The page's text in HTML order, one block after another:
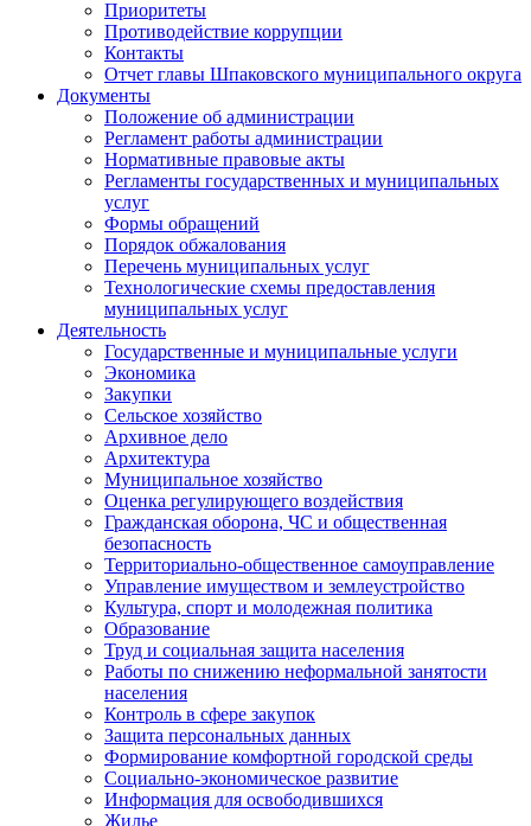
Приоритеты
Противодействие коррупции
Контакты
Отчет главы Шпаковского муниципального округа
Документы
Положение об администрации
Регламент работы администрации
Нормативные правовые акты
Регламенты государственных и муниципальных
услуг
Формы обращений
Порядок обжалования
Перечень муниципальных услуг
Технологические схемы предоставления
муниципальных услуг
Деятельность
Государственные и муниципальные услуги
Экономика
Закупки
Сельское хозяйство
Архивное дело
Архитектура
Муниципальное хозяйство
Оценка регулирующего воздействия
Гражданская оборона, ЧС и общественная
безопасность
Территориально-общественное самоуправление
Управление имуществом и землеустройство
Культура, спорт и молодежная политика
Образование
Труд и социальная защита населения
Работы по снижению неформальной занятости
населения
Контроль в сфере закупок
Защита персональных данных
Формирование комфортной городской среды
Социально-экономическое развитие
Информация для освободившихся
Жилье